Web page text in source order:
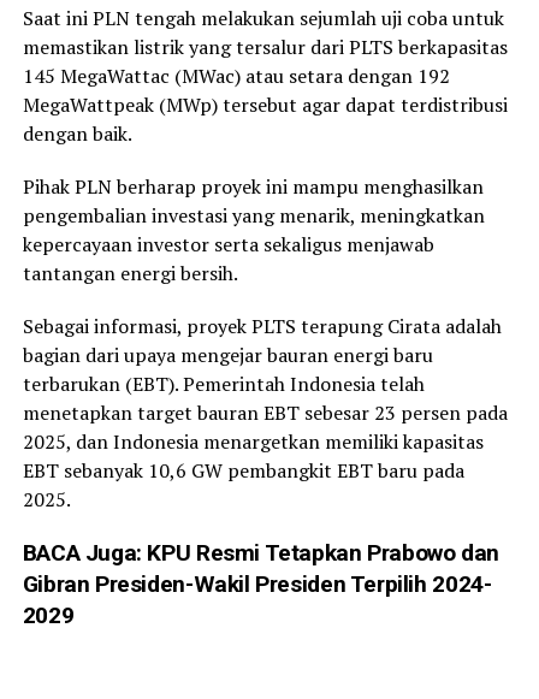
Saat ini PLN tengah melakukan sejumlah uji coba untuk
memastikan listrik yang tersalur dari PLTS berkapasitas
145 MegaWattac (MWac) atau setara dengan 192
MegaWattpeak (MWp) tersebut agar dapat terdistribusi
dengan baik.
Pihak PLN berharap proyek ini mampu menghasilkan
pengembalian investasi yang menarik, meningkatkan
kepercayaan investor serta sekaligus menjawab
tantangan energi bersih.
Sebagai informasi, proyek PLTS terapung Cirata adalah
bagian dari upaya mengejar bauran energi baru
terbarukan (EBT). Pemerintah Indonesia telah
menetapkan target bauran EBT sebesar 23 persen pada
2025, dan Indonesia menargetkan memiliki kapasitas
EBT sebanyak 10,6 GW pembangkit EBT baru pada
2025.
BACA Juga: KPU Resmi Tetapkan Prabowo dan
Gibran Presiden-Wakil Presiden Terpilih 2024-
2029